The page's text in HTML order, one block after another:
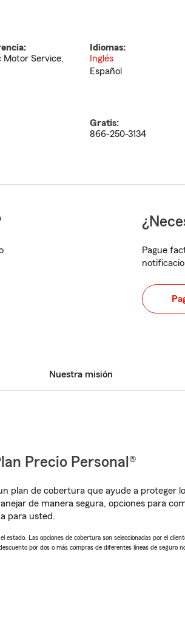
Service,
Idiomas:
Inglés
Español
Gratis:
866-250-3134
Pague
Nuestra misión
Precio Personal®
plan de cobertura que ayude a proteger
de manera segura, opciones para
para usted.
Las opciones de cobertura son seleccionadas por el
por dos o más compras de diferentes líneas de seguro